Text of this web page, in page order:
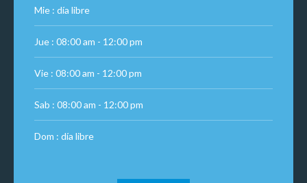
Mie : día libre
Jue : 08:00 am - 12:00 pm
Vie : 08:00 am - 12:00 pm
Sab : 08:00 am - 12:00 pm
Dom : día libre